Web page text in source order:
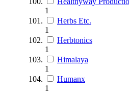
1
Herbs Etc.
1
Herbtonics
1
Himalaya
1
Humanx
1